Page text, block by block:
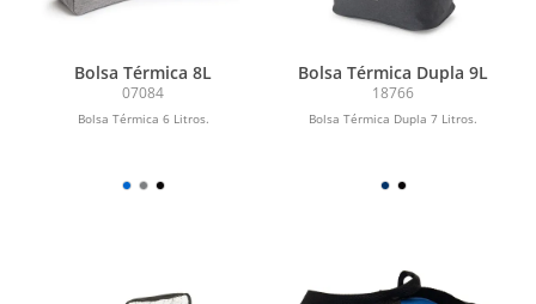
Bolsa Térmica 8L
07084
Bolsa Térmica 6 Litros.
Bolsa Térmica Dupla 9L
18766
Bolsa Térmica Dupla 7 Litros.